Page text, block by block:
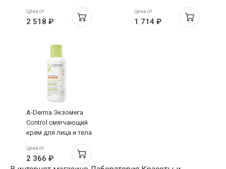
крем SPF50+ 40мл
Цена от
2 518 ₽
Цена от
1 714 ₽
A-Derma Экзомега
Control смягчающий
крем для лица и тела
Цена от
2 366 ₽